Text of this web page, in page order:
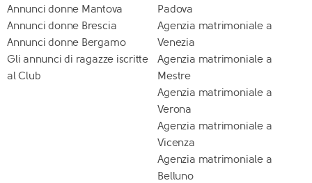
Annunci donne Mantova
Annunci donne Brescia
Annunci donne Bergamo
Gli annunci di ragazze iscritte
al Club
Padova
Agenzia matrimoniale a
Venezia
Agenzia matrimoniale a
Mestre
Agenzia matrimoniale a
Verona
Agenzia matrimoniale a
Vicenza
Agenzia matrimoniale a
Belluno